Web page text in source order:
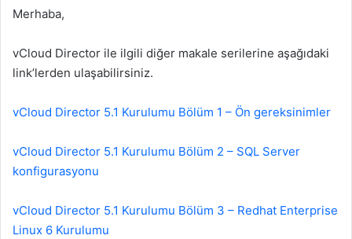
t
a
ö
d
m
Merhaba,
vCloud Director ile ilgili diğer makale serilerine aşağıdaki
link’lerden ulaşabilirsiniz.
vCloud Director 5.1 Kurulumu Bölüm 1 – Ön gereksinimler
vCloud Director 5.1 Kurulumu Bölüm 2 – SQL Server
konfigurasyonu
vCloud Director 5.1 Kurulumu Bölüm 3 – Redhat Enterprise
Linux 6 Kurulumu